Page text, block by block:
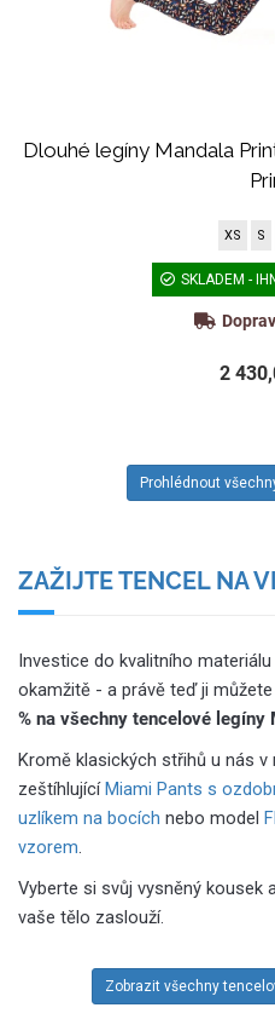
Dlouhé legíny Mandala
XS S
SKLADEM -
2
Prohlédnout
ZAŽIJTE TENCEL NA
Investice do kvalitního
okamžitě - a právě teď ji
% na všechny tencelové legíny
Kromě klasických střihů u nás v
zeštíhlujícíMiami Pants s
uzlíkem na bocích nebo model
vzorem.
Vyberte si svůj vysněný
vaše tělo zaslouží.
Zobrazit všechny